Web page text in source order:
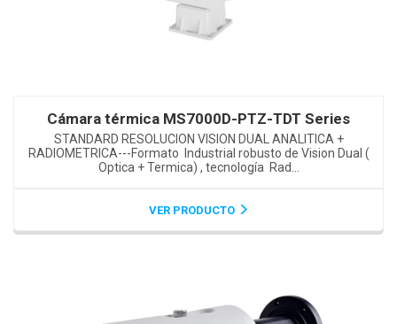
Cámara térmica MS7000D-PTZ-TDT Series
STANDARD RESOLUCION VISION DUAL ANALITICA +
RADIOMETRICA---Formato Industrial robusto de Vision Dual (
Optica + Termica) , tecnología Rad...
VER PRODUCTO